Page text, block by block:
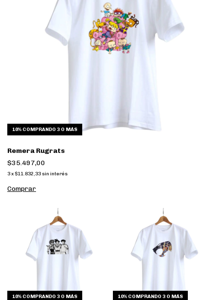
10% COMPRANDO 3 O MÁS
Remera Rugrats
$35.497,00
3x $11.832,33 sin interés
Comprar
10% COMPRANDO 3 O MÁS 10% COMPRANDO 3 O MÁS